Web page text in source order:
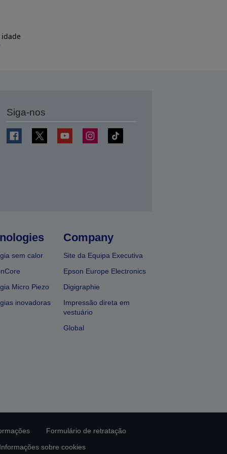
Siga-nos
sem calor
Micro Piezo
inovadoras
Company
Site da Equipa Executiva
Epson Europe Electronics
Digigraphie
Impressão direta em
vestuário
Global
Formulário de retratação
Informações sobre cookies